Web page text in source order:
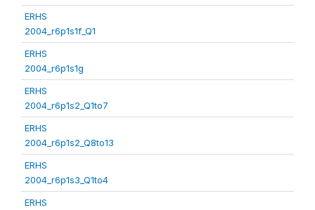
ERHS
2004_r6p1s1f_Q1
ERHS
2004_r6p1s1g
ERHS
2004_r6p1s2_Q1to7
ERHS
2004_r6p1s2_Q8to13
ERHS
2004_r6p1s3_Q1to4
ERHS